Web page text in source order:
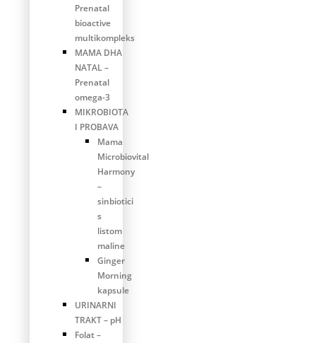
Prenatal
bioactive
multikompleks
MAMA DHA
NATAL –
Prenatal
omega-3
MIKROBIOTA
I PROBAVA
Mama
Microbiovital
Harmony
–
sinbiotici
s
listom
maline
Ginger
Morning
kapsule
URINARNI
TRAKT – pH
Folat –